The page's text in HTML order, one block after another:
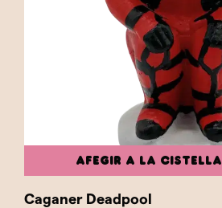
AFEGIR A LA CISTELLA
Caganer Deadpool